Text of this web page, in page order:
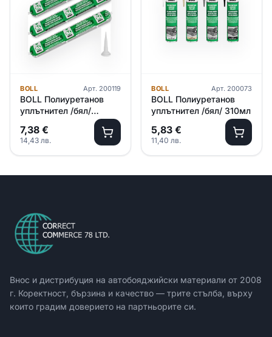
BOLL Арт. 200119
BOLL Полиуретанов
уплътнител /бял/
7,38 €
14,43 лв.
BOLL Арт. 200073
BOLL Полиуретанов
уплътнител /бял/ 310мл
5,83 €
11,40 лв.
Внос и дистрибуция на автобояджийски материали от 2008
г. Коректност, бързина и качество — трите стълба, върху
които градим доверието на партньорите си.